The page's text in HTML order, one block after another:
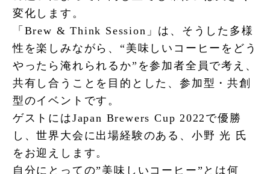
変化します。
「Brew & Think Session」は、そうした多様
性を楽しみながら、“美味しいコーヒーをどう
やったら淹れられるか”を参加者全員で考え、
共有し合うことを目的とした、参加型・共創
型のイベントです。
ゲストにはJapan Brewers Cup 2022で優勝
し、世界大会に出場経験のある、小野 光 氏
をお迎えします。
自分にとっての”美味しいコーヒー”とは何